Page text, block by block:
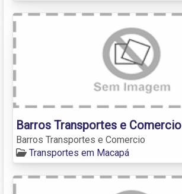
Barros Transportes e Comercio
Barros Transportes e Comercio
Transportes em Macapá